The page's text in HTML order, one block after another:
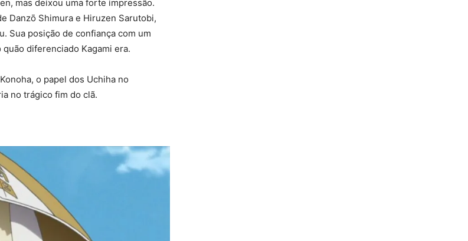
mas deixou uma forte impressão.
Danzō Shimura e Hiruzen Sarutobi,
Sua posição de confiança com um
diferenciado Kagami era.
o papel dos Uchiha no
no trágico fim do clã.